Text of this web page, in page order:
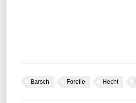
Barsch Forelle Hecht